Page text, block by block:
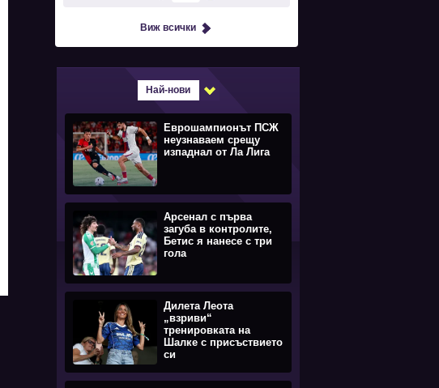
Виж всички
Най-нови
Еврошампионът ПСЖ
неузнаваем срещу
изпаднал от Ла Лига
Арсенал с първа
загуба в контролите,
Бетис я нанесе с три
гола
Дилета Леота
„взриви“
тренировката на
Шалке с присъствието
си